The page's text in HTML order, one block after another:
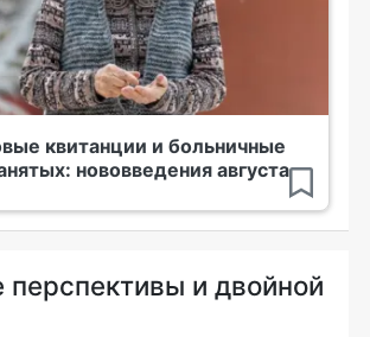
квитанции и больничные
нововведения августа
перспективы и двойной